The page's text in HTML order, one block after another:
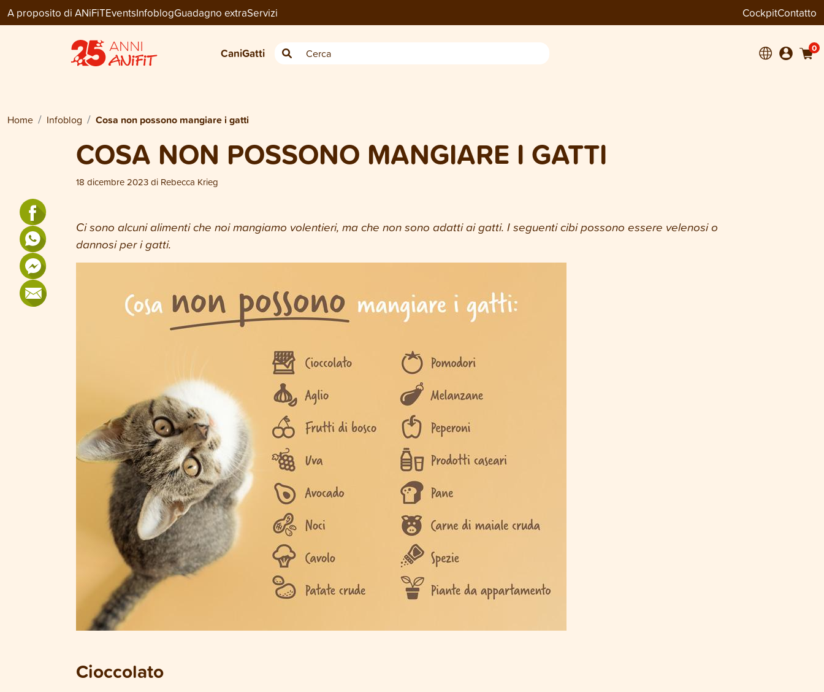
A proposito di ANiFiTEventsInfoblogGuadagno extraServizi CockpitContatto
CaniGatti 0
Home Infoblog Cosa non possono mangiare i gatti
COSA NON POSSONO MANGIARE I GATTI
18 dicembre 2023di Rebecca Krieg
Ci sono alcuni alimenti che noi mangiamo volentieri, ma che non sono adatti ai gatti. I seguenti cibi possono essere velenosi o
dannosi per i gatti.
Cioccolato